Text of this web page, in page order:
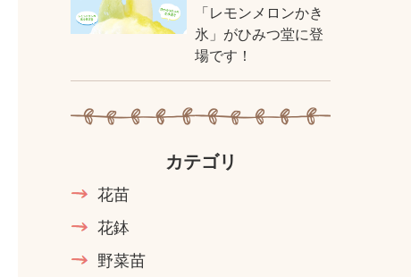
「レモンメロンかき
氷」がひみつ堂に登
場です！
カテゴリ
花苗
花鉢
野菜苗